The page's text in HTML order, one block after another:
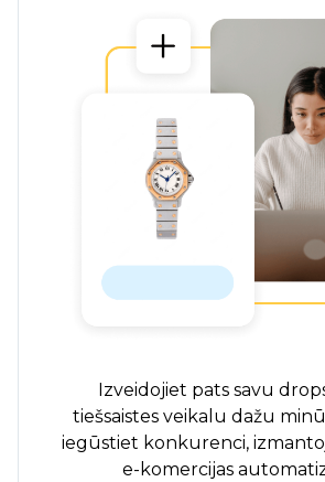
Izveidojiet pats savu
tiešsaistes veikalu dažu
iegūstiet konkurenci,
e-komercijas